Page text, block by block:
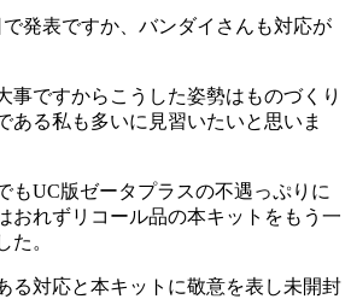
発表ですか、バンダイさんも対応が
事ですからこうした姿勢はものづくり
ある私も多いに見習いたいと思いま
もUC版ゼータプラスの不遇っぷりに
おれずリコール品の本キットをもう一
た。
る対応と本キットに敬意を表し未開封